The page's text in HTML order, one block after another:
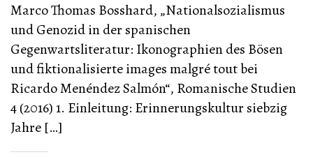
Marco Thomas Bosshard, „Nationalsozialismus
und Genozid in der spanischen
Gegenwartsliteratur: Ikonographien des Bösen
und fiktionalisierte images malgré tout bei
Ricardo Menéndez Salmón“, Romanische Studien
4 (2016) 1. Einleitung: Erinnerungskultur siebzig
Jahre […]